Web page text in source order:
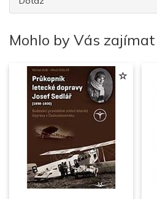
Mohlo by Vás zajímat